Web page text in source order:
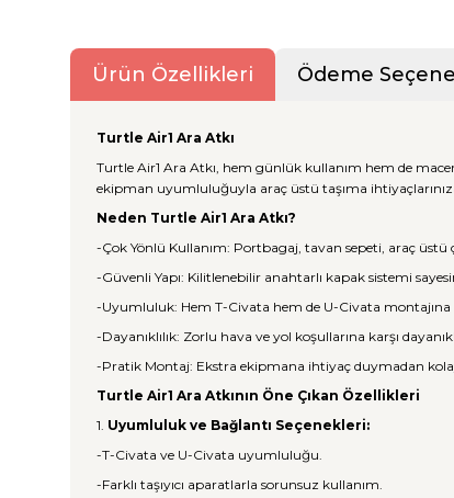
Ürün Özellikleri Ödeme
Turtle Air1 Ara Atkı
Turtle Air1 Ara Atkı, hem günlük kullanım hem de
ekipman uyumluluğuyla araç üstü taşıma
Neden Turtle Air1 Ara Atkı?
-Çok Yönlü Kullanım: Portbagaj, tavan sepeti, araç üstü
-Güvenli Yapı: Kilitlenebilir anahtarlı kapak sistemi
-Uyumluluk: Hem T-Civata hem de U-Civata
-Dayanıklılık: Zorlu hava ve yol koşullarına karşı
-Pratik Montaj: Ekstra ekipmana ihtiyaç duymadan
Turtle Air1 Ara Atkının Öne Çıkan Özellikleri
1. Uyumluluk ve Bağlantı Seçenekleri:
-T-Civata ve U-Civata uyumluluğu.
-Farklı taşıyıcı aparatlarla sorunsuz kullanım.